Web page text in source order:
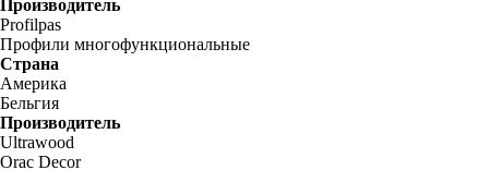
Производитель
Profilpas
Профили многофункциональные
Страна
Америка
Бельгия
Производитель
Ultrawood
Orac Decor